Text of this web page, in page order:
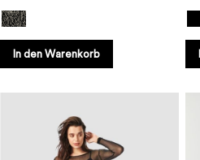
In den Warenkorb